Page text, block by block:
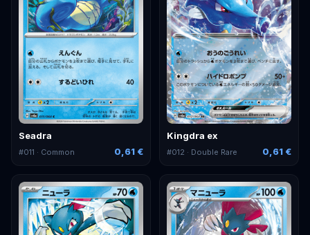
Seadra
#011 · Common 0,61 €
Kingdra ex
#012 · Double Rare 0,61 €